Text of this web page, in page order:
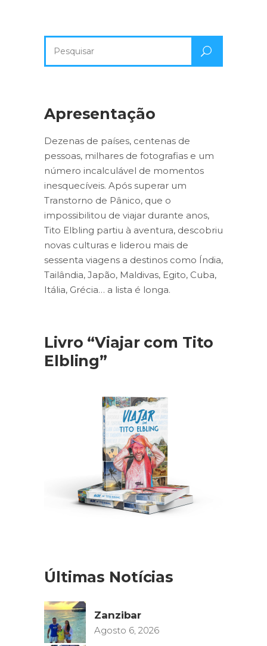
por:
Apresentação
Dezenas de países, centenas de
pessoas, milhares de fotografias e um
número incalculável de momentos
inesquecíveis. Após superar um
Transtorno de Pânico, que o
impossibilitou de viajar durante anos,
Tito Elbling partiu à aventura, descobriu
novas culturas e liderou mais de
sessenta viagens a destinos como Índia,
Tailândia, Japão, Maldivas, Egito, Cuba,
Itália, Grécia… a lista é longa.
Livro “Viajar com Tito
Elbling”
Últimas Notícias
Zanzibar
Agosto 6, 2026